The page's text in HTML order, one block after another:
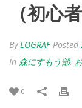
（初心
ByLOGRAF Posted
In 森にすもう部,
0